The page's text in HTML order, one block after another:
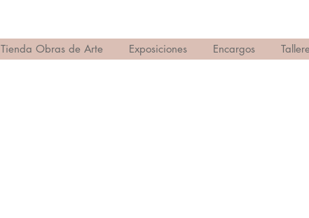
Tienda Obras de Arte Exposiciones Encargos